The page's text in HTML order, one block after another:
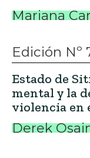
Mariana
Edición Nº
Estado de
mental y la
violencia en
Derek